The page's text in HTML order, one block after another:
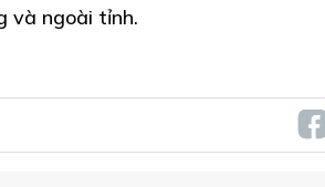
và ngoài tỉnh.